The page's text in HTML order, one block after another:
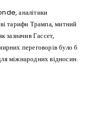
аналітики
тарифи Трампа, митний
зазначив Гассет,
переговорів було б
міжнародних відносин.